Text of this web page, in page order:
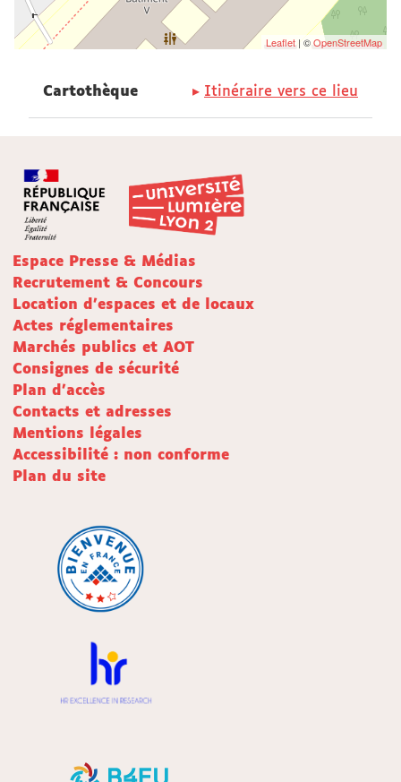
Leaflet | ©OpenStreetMap
Itinéraire vers ce lieu
Cartothèque
Espace Presse & Médias
Recrutement & Concours
Location d'espaces et de locaux
Actes réglementaires
Marchés publics et AOT
Consignes de sécurité
Plan d'accès
Contacts et adresses
Mentions légales
Accessibilité : non conforme
Plan du site